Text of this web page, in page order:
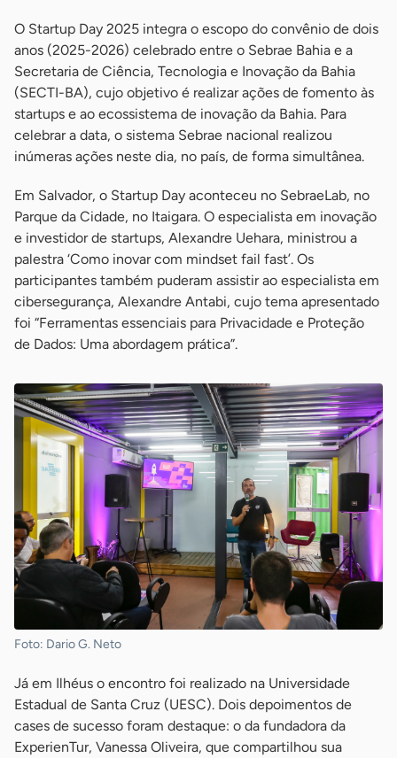
O Startup Day 2025 integra o escopo do convênio de dois
anos (2025-2026) celebrado entre o Sebrae Bahia e a
Secretaria de Ciência, Tecnologia e Inovação da Bahia
(SECTI-BA), cujo objetivo é realizar ações de fomento às
startups e ao ecossistema de inovação da Bahia. Para
celebrar a data, o sistema Sebrae nacional realizou
inúmeras ações neste dia, no país, de forma simultânea.
Em Salvador, o Startup Day aconteceu no SebraeLab, no
Parque da Cidade, no Itaigara. O especialista em inovação
e investidor de startups, Alexandre Uehara, ministrou a
palestra ‘Como inovar com mindset fail fast’. Os
participantes também puderam assistir ao especialista em
cibersegurança, Alexandre Antabi, cujo tema apresentado
foi “Ferramentas essenciais para Privacidade e Proteção
de Dados: Uma abordagem prática”.
Foto: Dario G. Neto
Já em Ilhéus o encontro foi realizado na Universidade
Estadual de Santa Cruz (UESC). Dois depoimentos de
cases de sucesso foram destaque: o da fundadora da
ExperienTur, Vanessa Oliveira, que compartilhou sua